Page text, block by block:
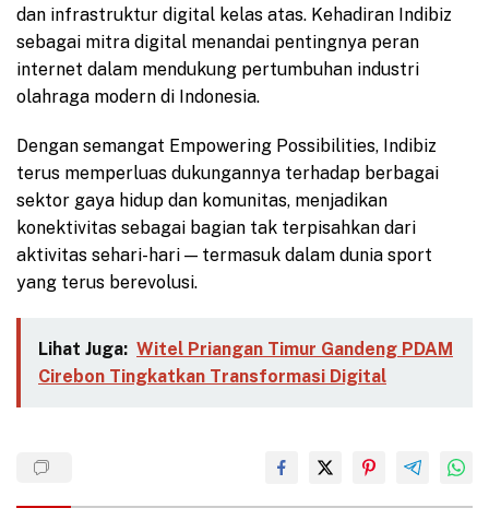
dan infrastruktur digital kelas atas. Kehadiran Indibiz
sebagai mitra digital menandai pentingnya peran
internet dalam mendukung pertumbuhan industri
olahraga modern di Indonesia.
Dengan semangat Empowering Possibilities, Indibiz
terus memperluas dukungannya terhadap berbagai
sektor gaya hidup dan komunitas, menjadikan
konektivitas sebagai bagian tak terpisahkan dari
aktivitas sehari-hari — termasuk dalam dunia sport
yang terus berevolusi.
Lihat Juga: Witel Priangan Timur Gandeng PDAM
Cirebon Tingkatkan Transformasi Digital